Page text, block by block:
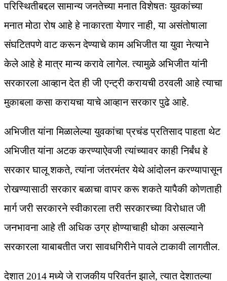
परिस्थितीबद्दल सामान्य जनतेच्या मनात विशेषतः युवकांच्या
मनात मोठा रोष आहे हे नाकारता येणार नाही, या असंतोषाला
संघटितपणे वाट करून देण्याचे काम अभिजीत या युवा नेत्याने
केले आहे हे मात्र मान्य करावे लागेल. त्यामुळे अभिजीत यांनी
सरकारला आव्हान देत ही जी एन्ट्री करायची ठरवली आहे त्याचा
मुकाबला कसा करायचा याचे आव्हान सरकार पुढे आहे.
अभिजीत यांना मिळालेल्या युवकांचा प्रचंड प्रतिसाद पाहता थेट
अभिजीत यांना अटक करण्याऐवजी त्यांच्यावर काही निर्बंध हे
सरकार घालू शकते, त्यांना जंतरमंतर येथे आंदोलन करण्यापासून
रोखण्यासाठी सरकार बळाचा वापर करू शकते यापैकी कोणताही
मार्ग जरी सरकारने स्वीकारला तरी सरकारच्या विरोधात जी
जनभावना आहे ती अधिक उग्र होण्याचाही धोका असल्याने
सरकारला याबाबतीत जरा सावधगिरीने पावले टाकावी लागतील.
देशात 2014 मध्ये जे राजकीय परिवर्तन झाले, त्यात देशातल्या